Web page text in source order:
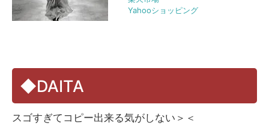
Yahooショッピング
◆DAITA
スゴすぎてコピー出来る気がしない＞＜